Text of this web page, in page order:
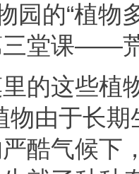
园的“植物
三堂课——
这些植
物由于长
酷气候下